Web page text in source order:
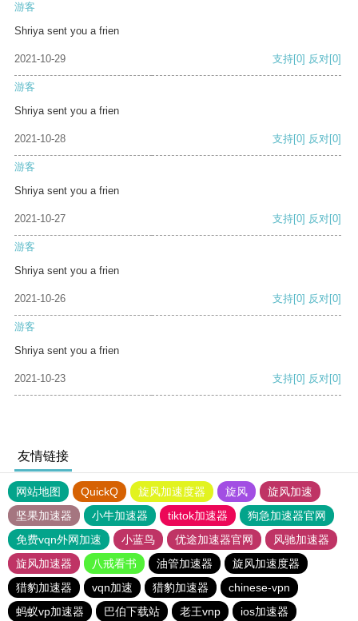
游客
Shriya sent you a frien
2021-10-29 支持[0] 反对[0]
游客
Shriya sent you a frien
2021-10-28 支持[0] 反对[0]
游客
Shriya sent you a frien
2021-10-27 支持[0] 反对[0]
游客
Shriya sent you a frien
2021-10-26 支持[0] 反对[0]
游客
Shriya sent you a frien
2021-10-23 支持[0] 反对[0]
友情链接
网站地图 QuickQ 旋风加速度器 旋风
旋风加速
坚果加速器
小牛加速器 tiktok加速器
狗急加速器官网
免费vqn外网加速
小蓝鸟 优途加速器官网
风驰加速器
旋风加速器
八戒看书 油管加速器
旋风加速度器
猎豹加速器
vqn加速 猎豹加速器
chinese-vpn
蚂蚁vp加速器
巴伯下载站 老王vnp ios加速器